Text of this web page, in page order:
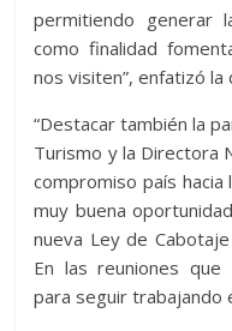
permitiendo generar
como finalidad
nos visiten”, enfatizó la
“Destacar también la
Turismo y la Directora
compromiso país
muy buena
nueva Ley de
En las reuniones que
para seguir trabajando